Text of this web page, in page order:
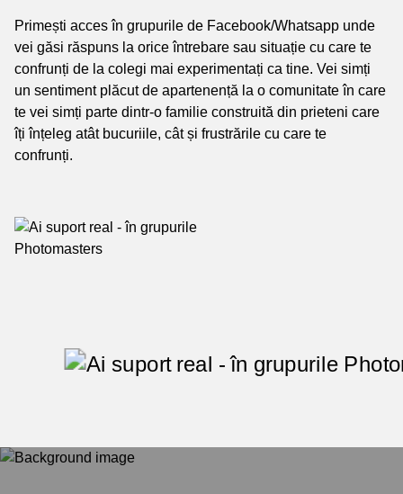
Primești acces în grupurile de Facebook/Whatsapp unde
vei găsi răspuns la orice întrebare sau situație cu care te
confrunți de la colegi mai experimentați ca tine. Vei simți
un sentiment plăcut de apartenență la o comunitate în care
te vei simți parte dintr-o familie construită din prieteni care
îți înțeleg atât bucuriile, cât și frustrările cu care te
confrunți.